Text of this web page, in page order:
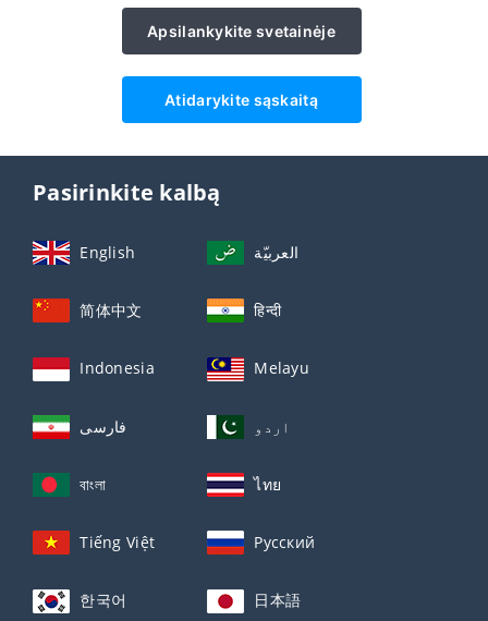
Apsilankykite svetainėje
Atidarykite sąskaitą
Pasirinkite kalbą
English العربيّة
简体中文 हिन्दी
Indonesia Melayu
فارسی اردو
বাংলা ไทย
Tiếng Việt Русский
한국어 日本語